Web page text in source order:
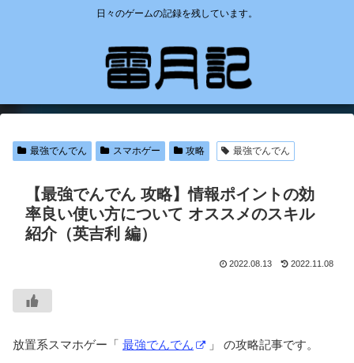
日々のゲームの記録を残しています。
最強でんでん スマホゲー 攻略 最強でんでん
【最強でんでん 攻略】情報ポイントの効
率良い使い方について オススメのスキル
紹介（英吉利 編）
2022.08.13 2022.11.08
放置系スマホゲー「 最強でんでん 」 の攻略記事です。